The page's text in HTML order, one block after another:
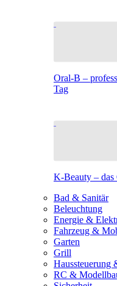
Oral-B –
Tag
K-Beauty – das
Bad & Sanitär
Beleuchtung
Energie &
Fahrzeug &
Garten
Grill
Haussteuerung
RC &